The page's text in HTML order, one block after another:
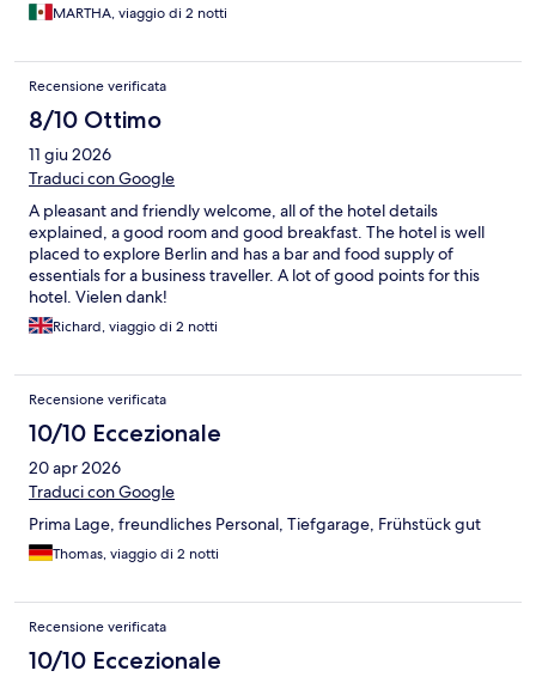
MARTHA, viaggio di 2 notti
Recensione verificata
8/10 Ottimo
11 giu 2026
Traduci con Google
A pleasant and friendly welcome, all of the hotel details
explained, a good room and good breakfast. The hotel is well
placed to explore Berlin and has a bar and food supply of
essentials for a business traveller. A lot of good points for this
hotel. Vielen dank!
Richard, viaggio di 2 notti
Recensione verificata
10/10 Eccezionale
20 apr 2026
Traduci con Google
Prima Lage, freundliches Personal, Tiefgarage, Frühstück gut
Thomas, viaggio di 2 notti
Recensione verificata
10/10 Eccezionale